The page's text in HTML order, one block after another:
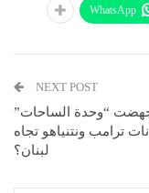
WhatsApp
NEXT POST
“وحدة الساحات”
ترامب ونتنياهو تجاه
لبنان؟